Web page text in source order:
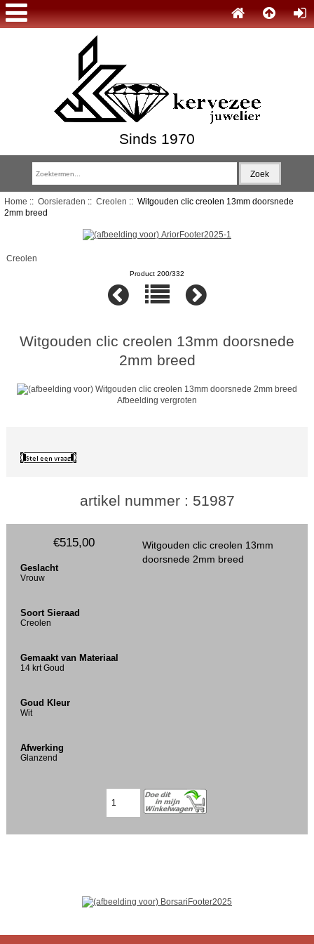
Sinds 1970
Home :: Oorsieraden :: Creolen :: Witgouden clic creolen 13mm doorsnede
2mm breed
Creolen
Product 200/332
Witgouden clic creolen 13mm doorsnede
2mm breed
Afbeelding vergroten
artikel nummer : 51987
Witgouden clic creolen 13mm
doorsnede 2mm breed
€515,00
Geslacht
Vrouw
Soort Sieraad
Creolen
Gemaakt van Materiaal
14 krt Goud
Goud Kleur
Wit
Afwerking
Glanzend